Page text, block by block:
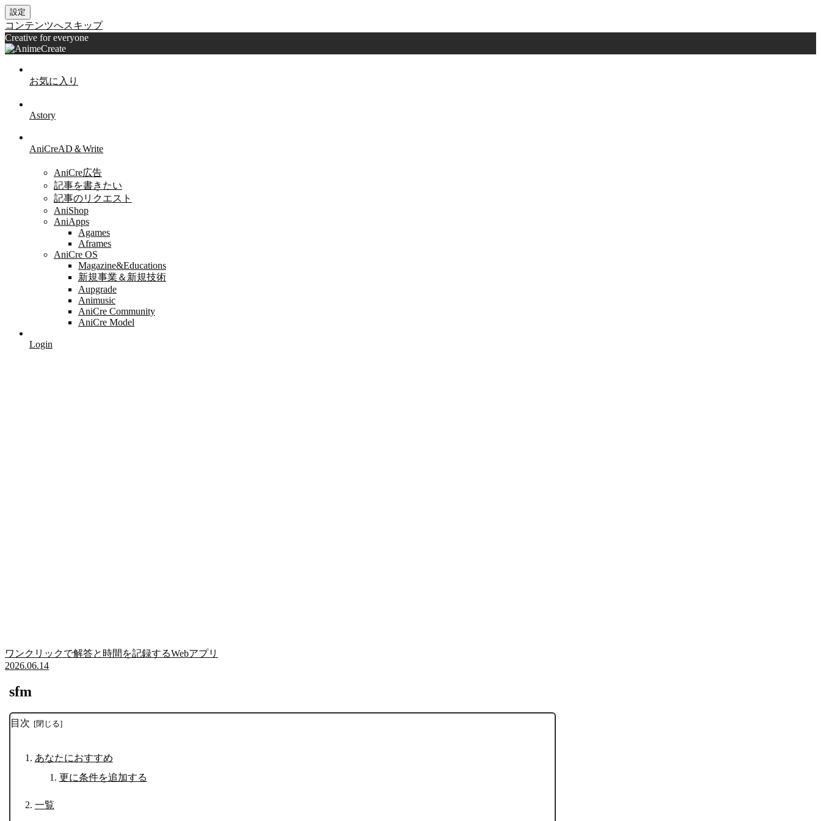
設定
コンテンツへスキップ
Creative for everyone
お気に入り
Astory
AniCreAD＆Write
AniCre広告
記事を書きたい
記事のリクエスト
AniShop
AniApps
Agames
Aframes
AniCre OS
Magazine&Educations
新規事業＆新規技術
Aupgrade
Animusic
AniCre Community
AniCre Model
Login
ワンクリックで解答と時間を記録するWebアプリ
2026.06.14
sfm
目次
あなたにおすすめ
更に条件を追加する
一覧